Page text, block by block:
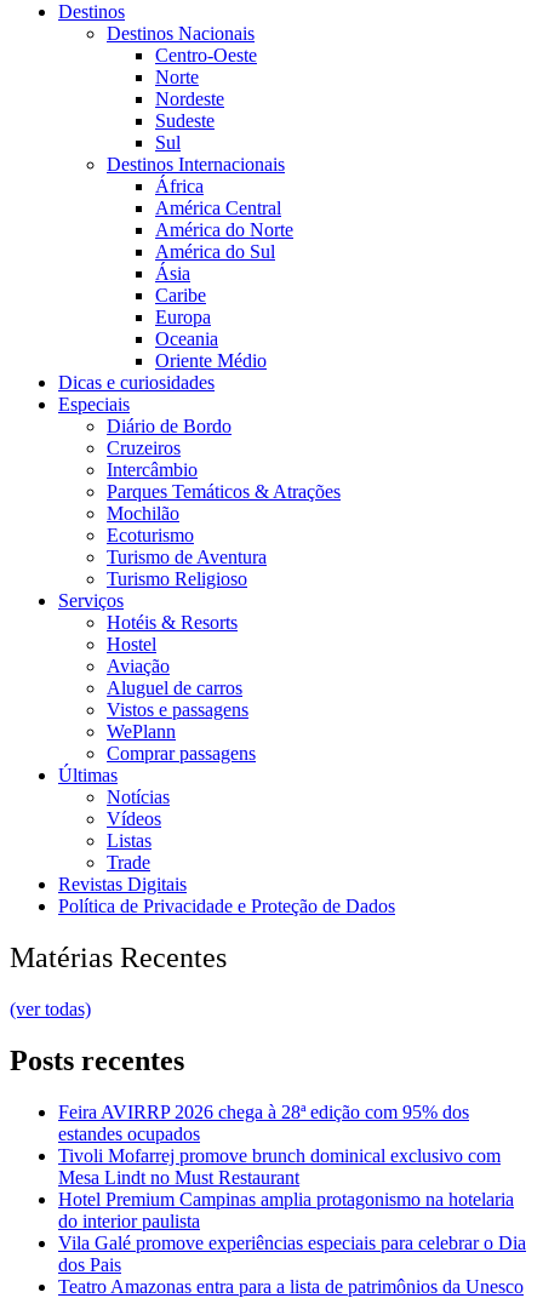
Destinos
Destinos Nacionais
Centro-Oeste
Norte
Nordeste
Sudeste
Sul
Destinos Internacionais
África
América Central
América do Norte
América do Sul
Ásia
Caribe
Europa
Oceania
Oriente Médio
Dicas e curiosidades
Especiais
Diário de Bordo
Cruzeiros
Intercâmbio
Parques Temáticos & Atrações
Mochilão
Ecoturismo
Turismo de Aventura
Turismo Religioso
Serviços
Hotéis & Resorts
Hostel
Aviação
Aluguel de carros
Vistos e passagens
WePlann
Comprar passagens
Últimas
Notícias
Vídeos
Listas
Trade
Revistas Digitais
Política de Privacidade e Proteção de Dados
Matérias Recentes
(ver todas)
Posts recentes
Feira AVIRRP 2026 chega à 28ª edição com 95% dos
estandes ocupados
Tivoli Mofarrej promove brunch dominical exclusivo com
Mesa Lindt no Must Restaurant
Hotel Premium Campinas amplia protagonismo na hotelaria
do interior paulista
Vila Galé promove experiências especiais para celebrar o Dia
dos Pais
Teatro Amazonas entra para a lista de patrimônios da Unesco